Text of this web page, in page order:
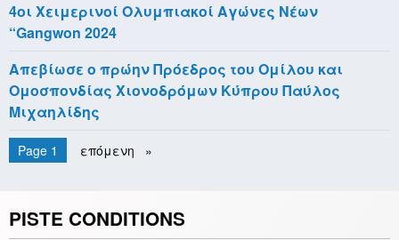
4οι Χειμερινοί Ολυμπιακοί Αγώνες Νέων
“Gangwon 2024
Απεβίωσε ο πρώην Πρόεδρος του Ομίλου και
Ομοσπονδίας Χιονοδρόμων Κύπρου Παύλος
Μιχαηλίδης
Pagination
You're on
Page 1
Next
επόμενη
PISTE CONDITIONS